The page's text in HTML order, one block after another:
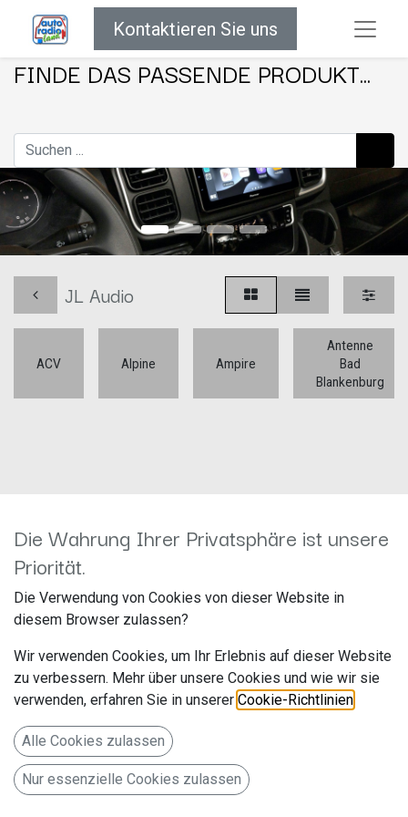
Kontaktieren Sie uns
FINDE DAS PASSENDE PRODUKT...
JL Audio
ACV Alpine Ampire
Antenne
Bad
Blankenburg
Kein Produkt definiert
Kein Produkt definiert in der Kategorie „
Subwoofer-Chassis / 20 cm".
Die Wahrung Ihrer Privatsphäre ist unsere
Priorität.
Die Verwendung von Cookies von dieser Website in
diesem Browser zulassen?
Wir verwenden Cookies, um Ihr Erlebnis auf dieser Website
zu verbessern. Mehr über unsere Cookies und wie wir sie
verwenden, erfahren Sie in unserer Cookie-Richtlinien
Alle Cookies zulassen
Nur essenzielle Cookies zulassen